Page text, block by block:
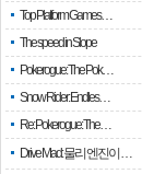
Top Platform Games…
The speed in Slope
Pokerogue: The Pok…
Snow Rider: Endles…
Re: Pokerogue: The…
Drive Mad: 물리 엔진이 …